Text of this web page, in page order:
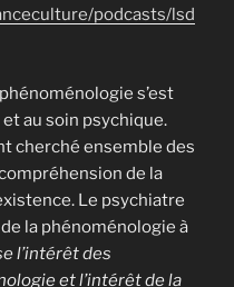
podcasts/lsd
s’est
au soin psychique.
cherché ensemble des
de la
Le psychiatre
la phénoménologie à
l’intérêt des
et l’intérêt de la